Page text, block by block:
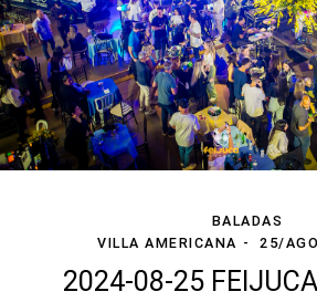
BALADAS
VILLA AMERICANA
25/
2024-08-25